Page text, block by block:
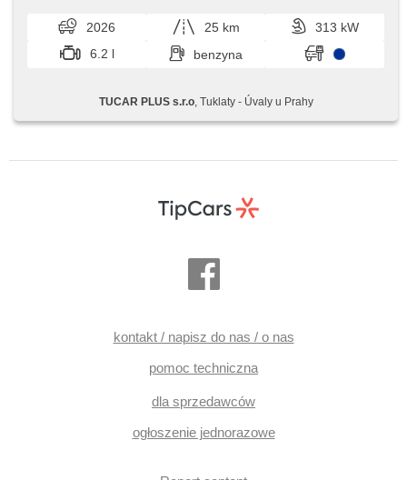
(PEBS), asistent stability přívěsu (TSA), regulacja prędkośći
podczas zjazdu, asistent rozjezdu do kopce (HSA),
ukazatel rychlostního limitu (SLIF), asystent pasa ruchu,
asystent martwego pola, asistent jízdy v koloně, asistent
adaptivní regulace podvozku, automat. blok. mech.
różnicowego, hak holowniczy, wspomaganie układu
adaptivní světlomety, światła do jazdy dziennej, LED denní
dotykové ovládání palubního počítače, digitální přístrojový
štít, volba jízdního režimu, elektronická ruční brzda, head-up
monitorovací systém (AVM), asystent parkowania,
parkovací kamera, automatyczne parkowanie, bezklíčové
startování, bezklíčové odemykání, czujnik reflektorów,
podgrzewana kierownica, řazení pádly pod volantem,
Apple CarPlay, bezdrátová nabíječka mobilních telefonů,
bluetooth, telewizor, el. otwieranie bagażnika, el.
opuszczane szyby, el. opuszczane przednie szyby, szyber
elektryczny, dach panoramiczny, plnohodnotné rezervní
kolo, el. składane lusterka, el. lusterka, samostmívací
zrcátka, przycisk start, immobilizer, alarm, zamykanie
2026 25 km
313 kW
6.2 l
benzyna
TUCAR PLUS s.r.o, Tuklaty - Úvaly u Prahy
kontakt / napisz do nas / o nas
pomoc techniczna
dla sprzedawców
ogłoszenie jednorazowe